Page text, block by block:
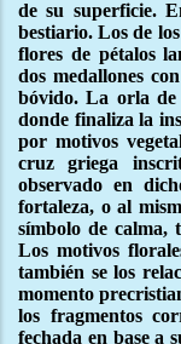
de su superficie.
bestiario. Los de
flores de pétalos
dos medallones
bóvido. La orla de
donde finaliza la
por motivos
cruz griega
observado en
fortaleza, o al
símbolo de calma,
Los motivos
también se los
momento
los fragmentos
fechada en base a